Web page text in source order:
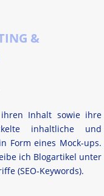
&
Inhalt sowie ihre
inhaltliche und
Form eines Mock-ups.
ich Blogartikel unter
(SEO-Keywords).